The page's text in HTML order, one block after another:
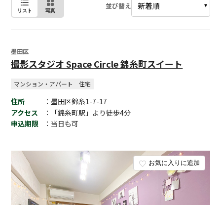
リスト 写真
並び替え
お気に入りに追加
墨田区
撮影スタジオ Space Circle 錦糸町スイート
マンション・アパート 住宅
住所
：墨田区錦糸1-7-17
アクセス
：「錦糸町駅」より徒歩4分
申込期限
：当日も可